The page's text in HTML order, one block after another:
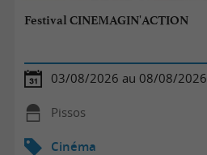
Festival CINEMAGIN'ACTION
03/08/2026 au 08/08/2026
Pissos
Cinéma